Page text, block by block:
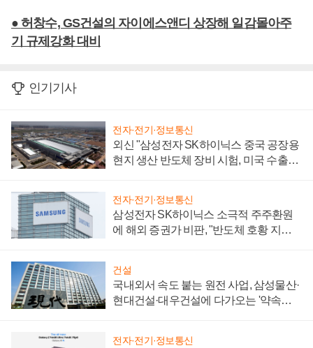
● 허창수, GS건설의 자이에스앤디 상장해 일감몰아주
기 규제강화 대비
인기기사
전자·전기·정보통신
외신 "삼성전자 SK하이닉스 중국 공장용
현지 생산 반도체 장비 시험, 미국 수출통
전자·전기·정보통신
삼성전자 SK하이닉스 소극적 주주환원
에 해외 증권가 비판, "반도체 호황 지속
건설
국내외서 속도 붙는 원전 사업, 삼성물산·
현대건설·대우건설에 다가오는 '약속의
전자·전기·정보통신